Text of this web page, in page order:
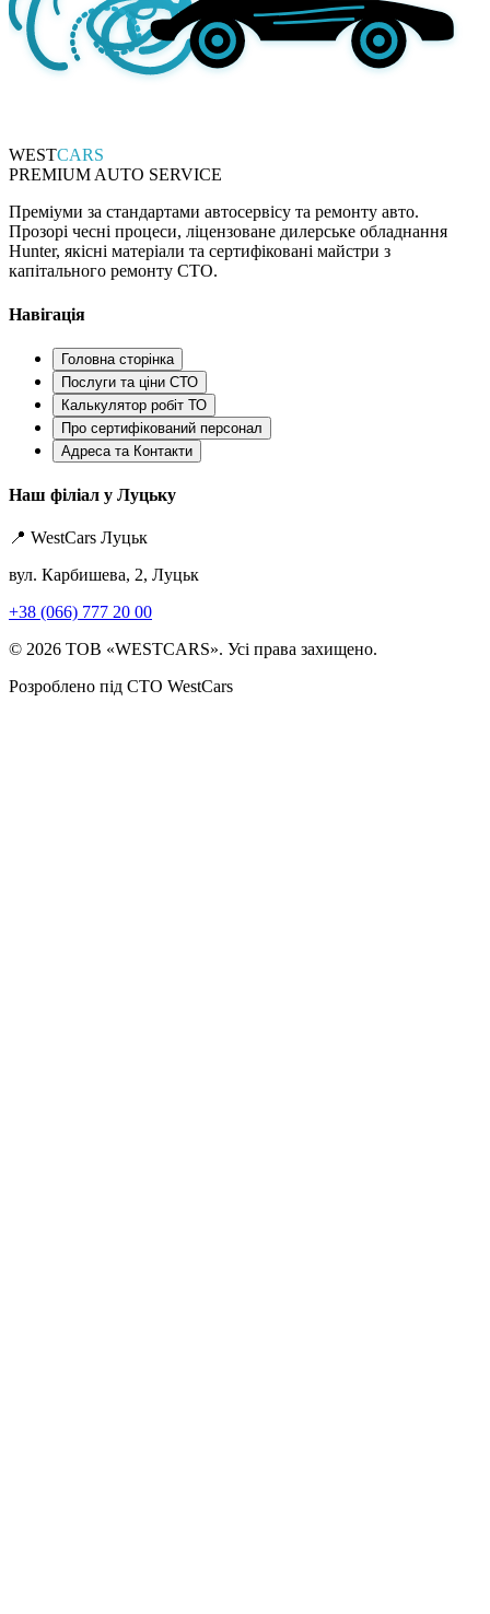
WESTCARS
PREMIUM AUTO SERVICE
Преміуми за стандартами автосервісу та ремонту авто.
Прозорі чесні процеси, ліцензоване дилерське обладнання
Hunter, якісні матеріали та сертифіковані майстри з
капітального ремонту СТО.
Навігація
Головна сторінка
Послуги та ціни СТО
Калькулятор робіт ТО
Про сертифікований персонал
Адреса та Контакти
Наш філіал у Луцьку
📍 WestCars Луцьк
вул. Карбишева, 2, Луцьк
+38 (066) 777 20 00
© 2026 ТОВ «WESTCARS». Усі права захищено.
Розроблено під СТО WestCars